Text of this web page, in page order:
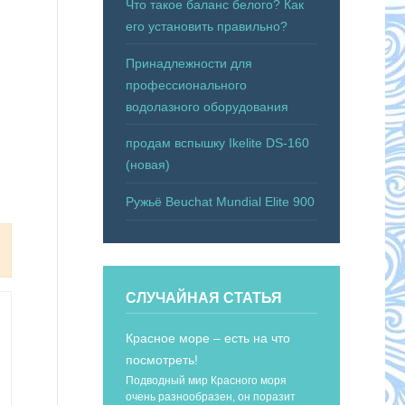
Что такое баланс белого? Как
его установить правильно?
Принадлежности для
профессионального
водолазного оборудования
продам вспышку Ikelite DS-160
(новая)
Ружьё Beuchat Mundial Elite 900
СЛУЧАЙНАЯ СТАТЬЯ
Красное море – есть на что
посмотреть!
Подводный мир Красного моря
очень разнообразен, он поразит